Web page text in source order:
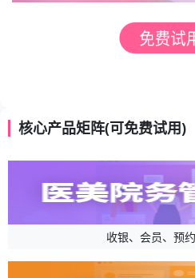
核心产品矩阵(可免费试用)
收银、会员、预